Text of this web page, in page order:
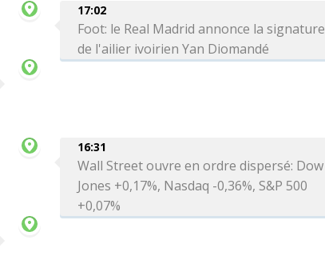
17:02
Foot: le Real Madrid annonce la signature
de l'ailier ivoirien Yan Diomandé
16:31
Wall Street ouvre en ordre dispersé: Dow
Jones +0,17%, Nasdaq -0,36%, S&P 500
+0,07%